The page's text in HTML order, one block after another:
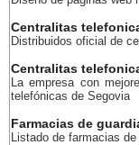
Centralitas
Distribuidos oficial de
Centralitas
La empresa con
telefónicas de Segovia
Farmacias de
Listado de farmacias